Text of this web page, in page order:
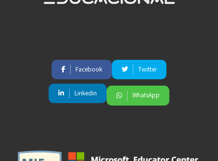
Facebook Twitter
Linkedin WhatsApp